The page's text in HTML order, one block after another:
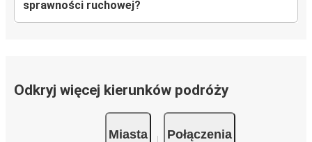
sprawności ruchowej?
Odkryj więcej kierunków podróży
Miasta Połączenia